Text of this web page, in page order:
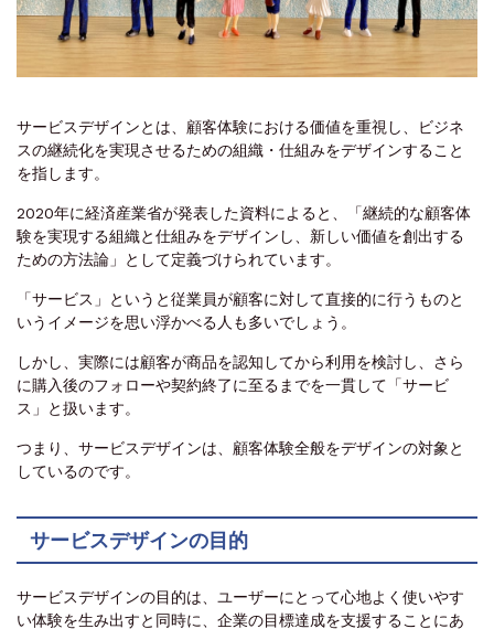
サービスデザインとは、顧客体験における価値を重視し、ビジネ
スの継続化を実現させるための組織・仕組みをデザインすること
を指します。
2020年に経済産業省が発表した資料によると、「継続的な顧客体
験を実現する組織と仕組みをデザインし、新しい価値を創出する
ための方法論」として定義づけられています。
「サービス」というと従業員が顧客に対して直接的に行うものと
いうイメージを思い浮かべる人も多いでしょう。
しかし、実際には顧客が商品を認知してから利用を検討し、さら
に購入後のフォローや契約終了に至るまでを一貫して「サービ
ス」と扱います。
つまり、サービスデザインは、顧客体験全般をデザインの対象と
しているのです。
サービスデザインの目的
サービスデザインの目的は、ユーザーにとって心地よく使いやす
い体験を生み出すと同時に、企業の目標達成を支援することにあ